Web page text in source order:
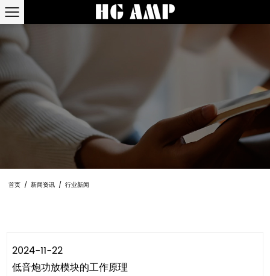
首页 / 新闻资讯 / 行业新闻
2024-11-22
低音炮功放模块的工作原理